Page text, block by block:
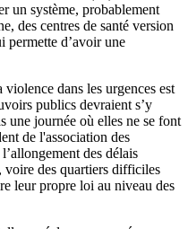
un système, probablement
des centres de santé version
d’avoir une
dans les urgences est
publics devraient s’y
une journée où elles ne se font
de l'association des
des délais
voire des quartiers difficiles
leur propre loi au niveau des